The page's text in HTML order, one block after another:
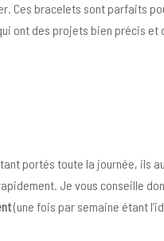
Ces bracelets sont parfaits
ont des projets bien précis et
portés toute la journée, ils
Je vous conseille
(une fois par semaine étant